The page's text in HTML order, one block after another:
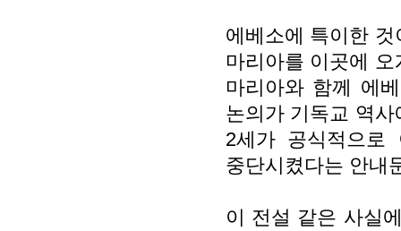
에베소에 특이한
마리아를 이곳에
마리아와 함께 에
논의가 기독교 역
2세가 공식적으로
중단시켰다는 안내
이 전설 같은 사실